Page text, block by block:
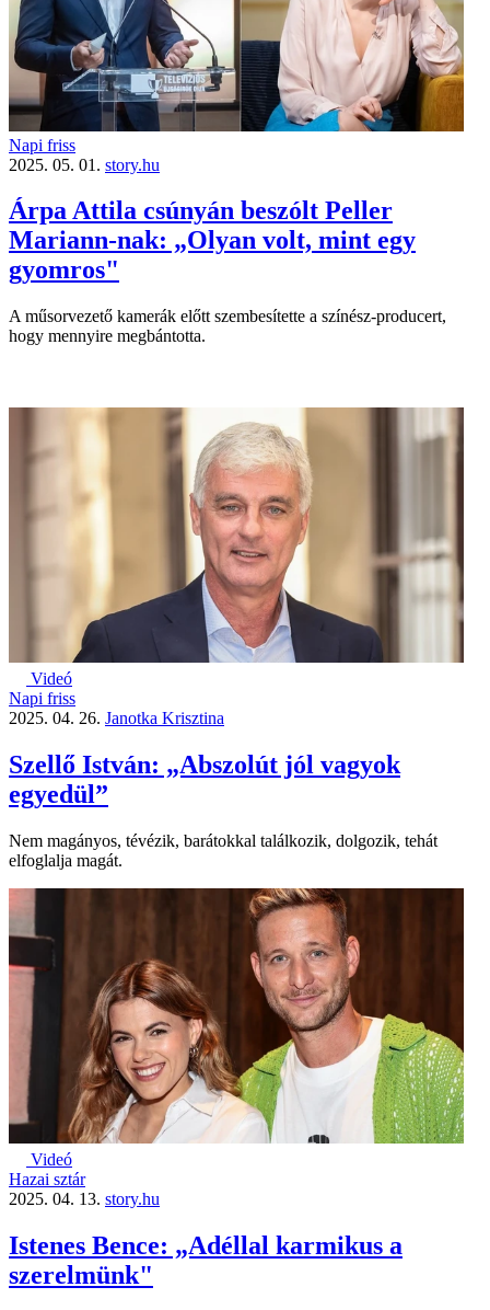
Napi friss
2025. 05. 01. story.hu
Árpa Attila csúnyán beszólt Peller
Mariann-nak: „Olyan volt, mint egy
gyomros"
A műsorvezető kamerák előtt szembesítette a színész-producert,
hogy mennyire megbántotta.
Videó
Napi friss
2025. 04. 26. Janotka Krisztina
Szellő István: „Abszolút jól vagyok
egyedül”
Nem magányos, tévézik, barátokkal találkozik, dolgozik, tehát
elfoglalja magát.
Videó
Hazai sztár
2025. 04. 13. story.hu
Istenes Bence: „Adéllal karmikus a
szerelmünk"